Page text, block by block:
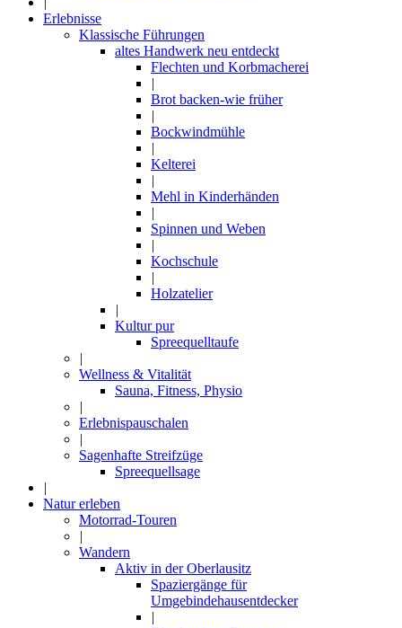
Erlebnisse
Klassische Führungen
altes Handwerk neu entdeckt
Flechten und Korbmacherei
|
Brot backen-wie früher
|
Bockwindmühle
|
Kelterei
|
Mehl in Kinderhänden
|
Spinnen und Weben
|
Kochschule
|
Holzatelier
|
Kultur pur
Spreequelltaufe
|
Wellness & Vitalität
Sauna, Fitness, Physio
|
Erlebnispauschalen
|
Sagenhafte Streifzüge
Spreequellsage
|
Natur erleben
Motorrad-Touren
|
Wandern
Aktiv in der Oberlausitz
Spaziergänge für
Umgebindehausentdecker
|